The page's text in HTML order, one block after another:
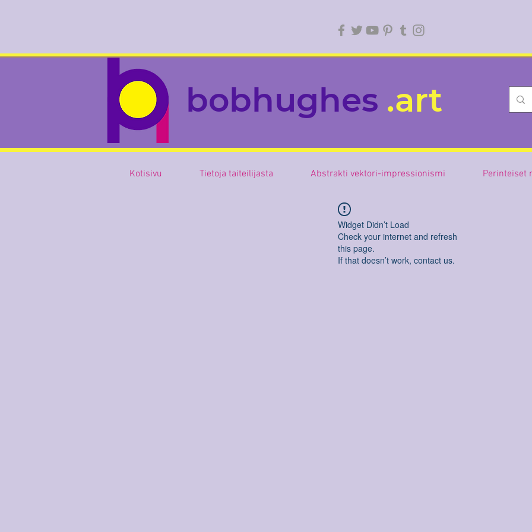
bobhughes .art
Kotisivu Tietoja taiteilijasta Abstrakti vektori-impressionismi Perinteiset
Widget Didn’t Load
Check your internet and refresh
this page.
If that doesn’t work, contact us.